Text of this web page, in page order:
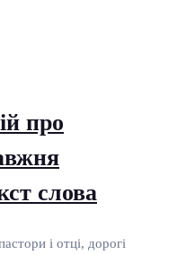
про
слова
і отці, дорогі